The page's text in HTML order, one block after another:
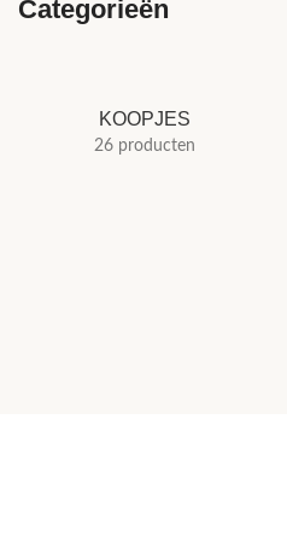
Categorieën
KOOPJES
26 producten